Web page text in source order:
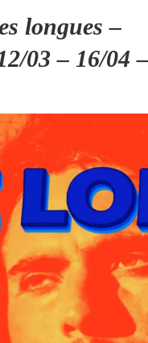
longues –
03 – 16/04